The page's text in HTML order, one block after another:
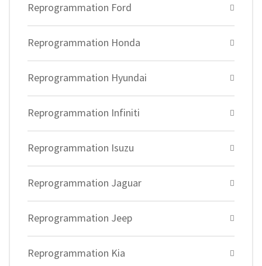
Reprogrammation Ford
Reprogrammation Honda
Reprogrammation Hyundai
Reprogrammation Infiniti
Reprogrammation Isuzu
Reprogrammation Jaguar
Reprogrammation Jeep
Reprogrammation Kia